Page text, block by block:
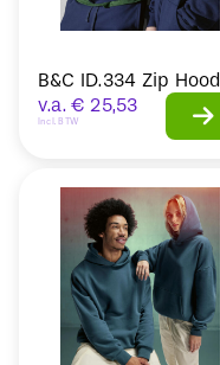
B&C ID.334 Zip Hood
v.a. € 25,53
Incl. BTW